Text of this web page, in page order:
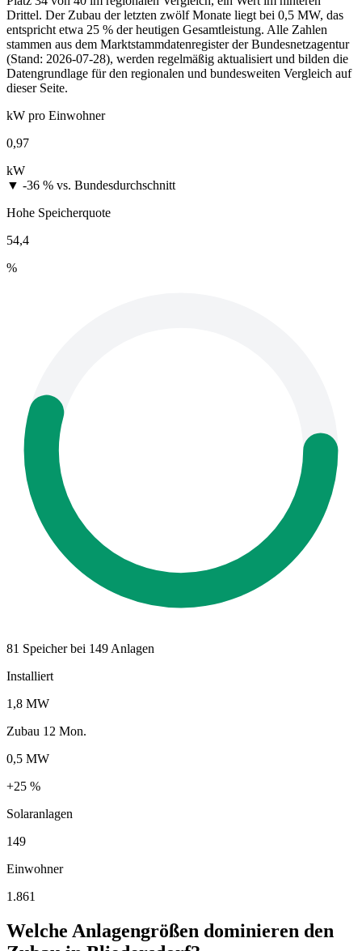
Drittel. Der Zubau der letzten zwölf Monate liegt bei 0,5 MW, das
entspricht etwa 25 % der heutigen Gesamtleistung. Alle Zahlen
stammen aus dem Marktstammdatenregister der Bundesnetzagentur
(Stand: 2026-07-28), werden regelmäßig aktualisiert und bilden die
Datengrundlage für den regionalen und bundesweiten Vergleich auf
dieser Seite.
kW pro Einwohner
0,97
kW
▼ -36 % vs. Bundesdurchschnitt
Hohe Speicherquote
54,4
%
81 Speicher bei 149 Anlagen
Installiert
1,8 MW
Zubau 12 Mon.
0,5 MW
+25 %
Solaranlagen
149
Einwohner
1.861
Welche Anlagengrößen dominieren den